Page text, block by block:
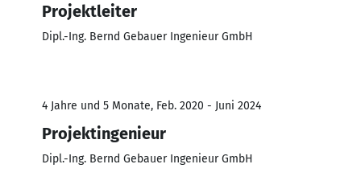
Projektleiter
Dipl.-Ing. Bernd Gebauer Ingenieur GmbH
4 Jahre und 5 Monate, Feb. 2020 - Juni 2024
Projektingenieur
Dipl.-Ing. Bernd Gebauer Ingenieur GmbH